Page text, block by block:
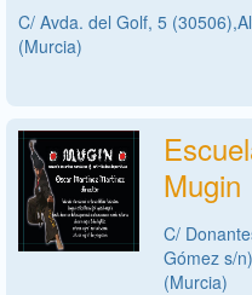
C/ Avda. del Golf, 5
(Murcia)
Mugin
C/
Gómez s/
(Murcia)